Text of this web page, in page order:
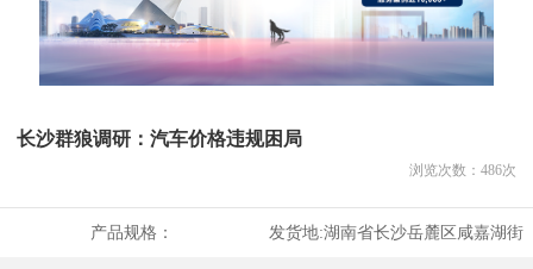
长沙群狼调研：汽车价格违规困局
浏览次数： 486次
产品规格： 发货地:湖南省长沙岳麓区咸嘉湖街